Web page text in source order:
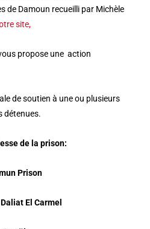
de Damoun recueilli par Michèle
site,
propose une action
de soutien à une ou plusieurs
détenues.
de la prison:
Prison
El Carmel